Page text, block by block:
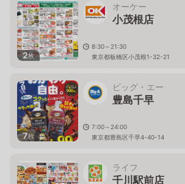
2枚
オーケー
小茂根店
8:30～21:30
東京都板橋区小茂根1-32-21
7枚
ビッグ・エー
豊島千早
7:00～24:00
東京都豊島区千早4-40-14
ライフ
千川駅前店